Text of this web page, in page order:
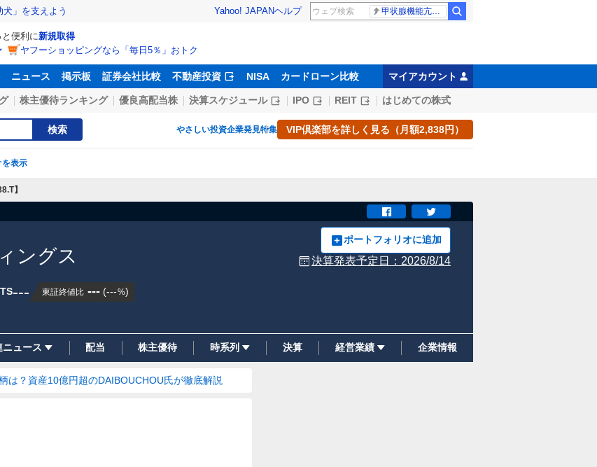
犬」を支えよう Yahoo! JAPANヘルプ 甲状腺機能亢進症
と便利に新規取得
ヤフーショッピングなら「毎日5％」おトク
ニュース 掲示板 証券会社比較 不動産投資 NISA カードローン比較 マイアカウント
株主優待ランキング 優良高配当株 決算スケジュール IPO REIT はじめての株式
検索 やさしい投資企業発見特集 VIP倶楽部を詳しく見る（月額2,838円）
を表示
】
ングス
ポートフォリオに追加
決算発表予定日： 2026/8/14
--- 東証終値比 --- (---%)
ニュース 配当 株主優待 時系列 決算 経営業績 企業情報
は？資産10億円超のDAIBOUCHOU氏が徹底解説